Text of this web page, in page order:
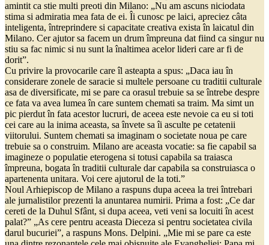
amintit ca stie multi preoti din Milano: „Nu am ascuns niciodata
stima si admiratia mea fata de ei. Îi cunosc pe laici, apreciez câta
inteligenta, întreprindere si capacitate creativa exista în laicatul din
Milano. Cer ajutor sa facem un drum împreuna dat fiind ca singur nu
stiu sa fac nimic si nu sunt la înaltimea acelor lideri care ar fi de
dorit”.
Cu privire la provocarile care îl asteapta a spus: „Daca iau în
considerare zonele de saracie si multele persoane cu traditii culturale
asa de diversificate, mi se pare ca orasul trebuie sa se întrebe despre
ce fata va avea lumea în care suntem chemati sa traim. Ma simt un
pic pierdut în fata acestor lucruri, de aceea este nevoie ca eu si toti
cei care au la inima aceasta, sa învete sa îi asculte pe cetatenii
viitorului. Suntem chemati sa imaginam o societate noua pe care
trebuie sa o construim. Milano are aceasta vocatie: sa fie capabil sa
imagineze o populatie eterogena si totusi capabila sa traiasca
împreuna, bogata în traditii culturale dar capabila sa construiasca o
apartenenta unitara. Voi cere ajutorul de la toti.”
Noul Arhiepiscop de Milano a raspuns dupa aceea la trei întrebari
ale jurnalistilor prezenti la anuntarea numirii. Prima a fost: „Ce dar
cereti de la Duhul Sfânt, si dupa aceea, veti veni sa locuiti în acest
palat?” „As cere pentru aceasta Dieceza si pentru societatea civila
darul bucuriei”, a raspuns Mons. Delpini. „Mie mi se pare ca este